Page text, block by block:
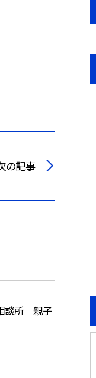
の記事
相談所 親子